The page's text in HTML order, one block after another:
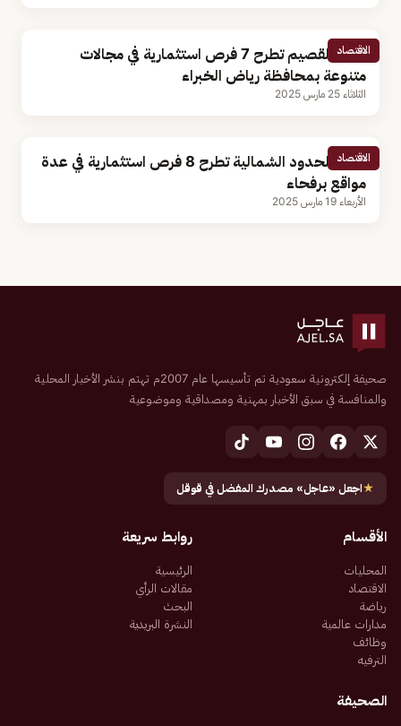
الاقتصاد
أمانة القصيم تطرح 7 فرص استثمارية في مجالات
متنوعة بمحافظة رياض الخبراء
الثلاثاء 25 مارس 2025
الاقتصاد
أمانة الحدود الشمالية تطرح 8 فرص استثمارية في عدة
مواقع برفحاء
الأربعاء 19 مارس 2025
صحيفة إلكترونية سعودية تم تأسيسها عام 2007م تهتم بنشر الأخبار المحلية
والمنافسة في سبق الأخبار بمهنية ومصداقية وموضوعية
★اجعل «عاجل» مصدرك المفضل في قوقل
الأقسام
المحليات
الاقتصاد
رياضة
مدارات عالمية
وظائف
الترفيه
روابط سريعة
الرئيسية
مقالات الرأي
البحث
النشرة البريدية
الصحيفة